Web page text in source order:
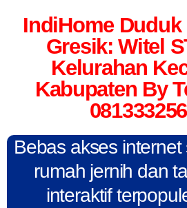
IndiHome Duduk
Gresik: Witel
Kelurahan
Kabupaten By
Bebas akses internet
rumah jernih dan
interaktif